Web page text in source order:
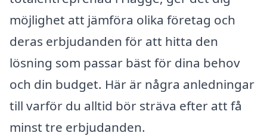
möjlighet att jämföra olika företag och
deras erbjudanden för att hitta den
lösning som passar bäst för dina behov
och din budget. Här är några anledningar
till varför du alltid bör sträva efter att få
minst tre erbjudanden.